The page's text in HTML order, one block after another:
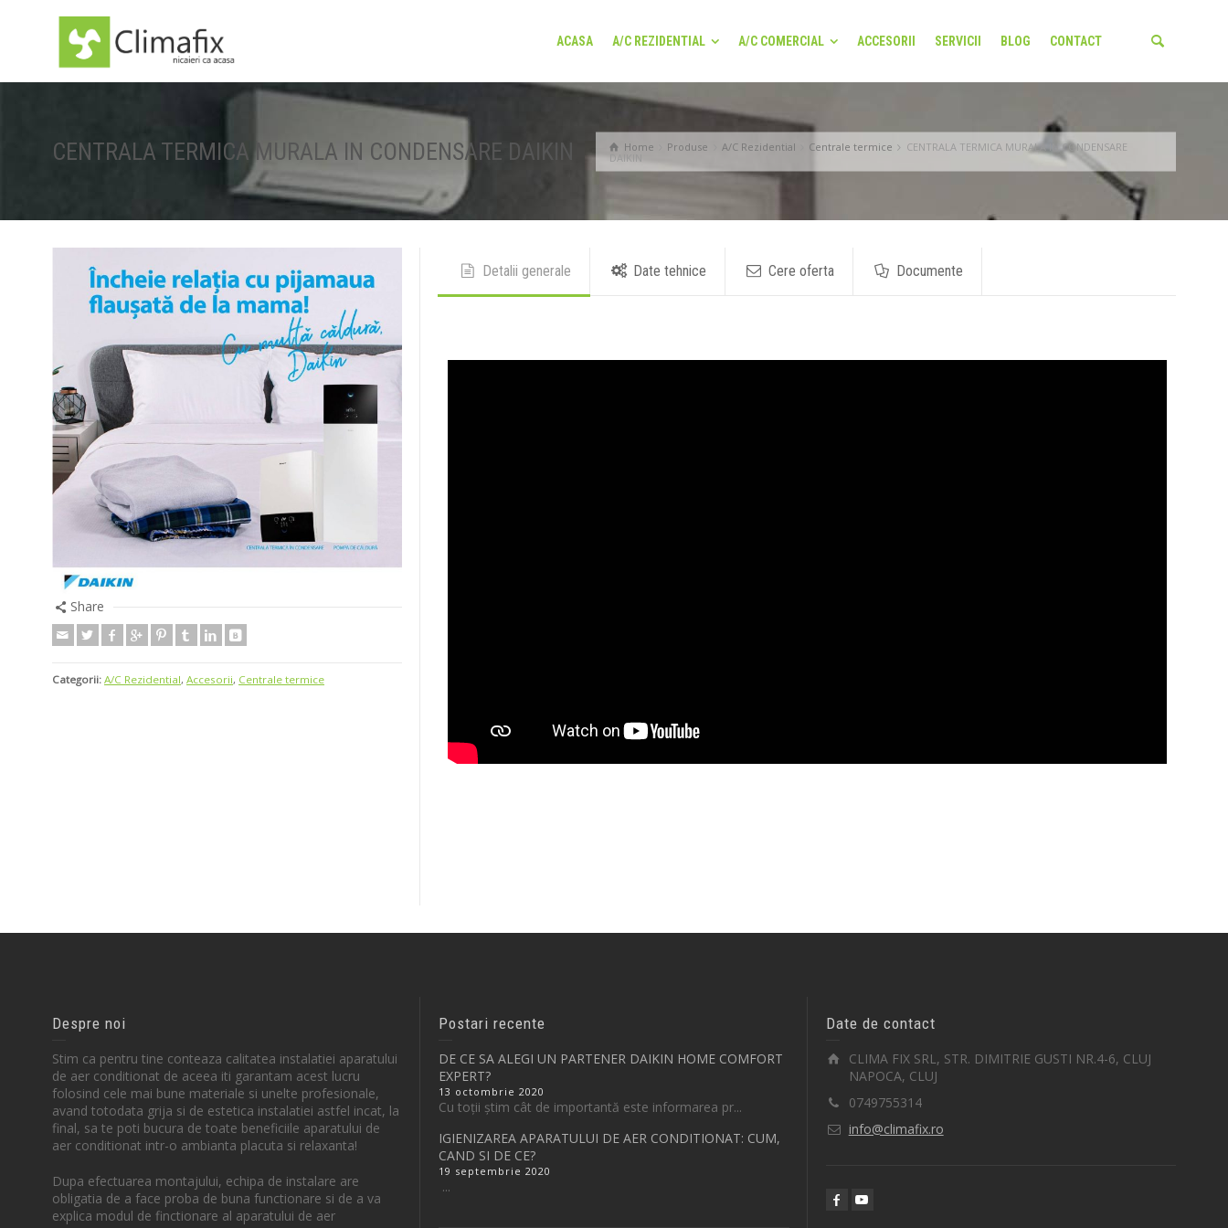
ACASA A/C REZIDENTIAL A/C COMERCIAL ACCESORII SERVICII BLOG CONTACT
Home Produse A/C Rezidential Centrale termice
CENTRALA TERMICA MURALA IN CONDENSARE
DAIKIN
CENTRALA TERMICA MURALA IN CONDENSARE DAIKIN
Share
Categorii: A/C Rezidential, Accesorii, Centrale termice
Detalii generale Date tehnice Cere oferta Documente
Despre noi
Stim ca pentru tine conteaza calitatea instalatiei aparatului
de aer conditionat de aceea iti garantam acest lucru
folosind cele mai bune materiale si unelte profesionale,
avand totodata grija si de estetica instalatiei astfel incat, la
final, sa te poti bucura de toate beneficiile aparatului de
aer conditionat intr-o ambianta placuta si relaxanta!
Dupa efectuarea montajului, echipa de instalare are
obligatia de a face proba de buna functionare si de a va
explica modul de finctionare al aparatului de aer
Postari recente
DE CE SA ALEGI UN PARTENER DAIKIN HOME COMFORT
EXPERT?
13 octombrie 2020
Cu toții știm cât de importantă este informarea pr...
IGIENIZAREA APARATULUI DE AER CONDITIONAT: CUM,
CAND SI DE CE?
19 septembrie 2020
...
Date de contact
CLIMA FIX SRL, STR. DIMITRIE GUSTI NR.4-6, CLUJ
NAPOCA, CLUJ
0749755314
info@climafix.ro